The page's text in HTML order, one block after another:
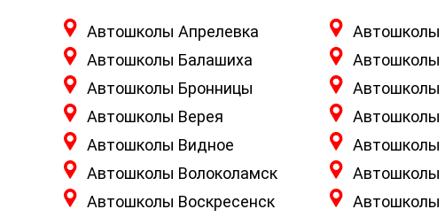
Автошколы Апрелевка
Автошколы Балашиха
Автошколы Бронницы
Автошколы Верея
Автошколы Видное
Автошколы Волоколамск
Автошколы Воскресенск
Автошколы
Автошколы
Автошколы
Автошколы
Автошколы
Автошколы
Автошколы